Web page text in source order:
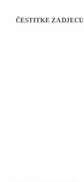
ČESTITKE ZA DJECU